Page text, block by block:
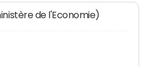
de l'Economie)